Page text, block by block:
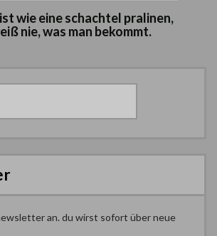
wie eine schachtel pralinen,
nie, was man bekommt.
an. du wirst sofort über neue